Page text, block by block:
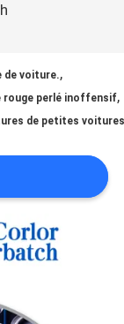
de voiture.,
rouge perlé inoffensif,
de petites